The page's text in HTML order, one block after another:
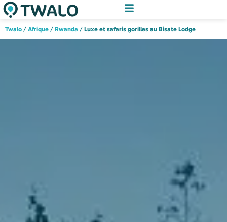
Twalo / Afrique / Rwanda / Luxe et safaris gorilles au Bisate Lodge